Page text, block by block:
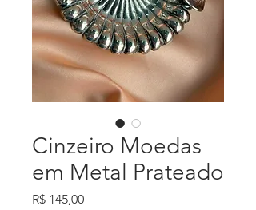
Cinzeiro Moedas
em Metal Prateado
R$ 145,00Preço